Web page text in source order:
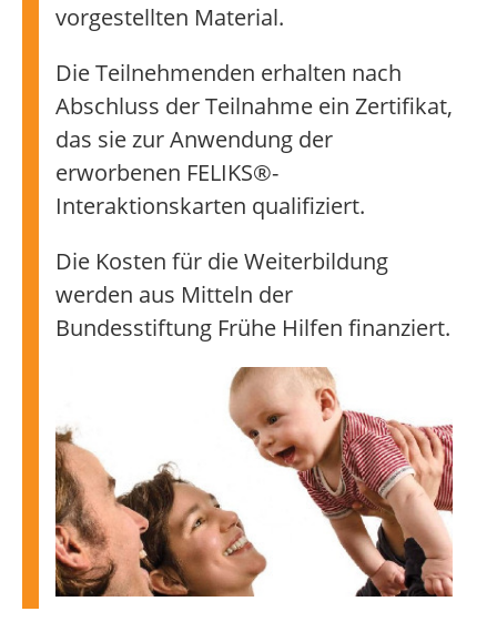
vorgestellten Material.
Die Teilnehmenden erhalten nach
Abschluss der Teilnahme ein Zertifikat,
das sie zur Anwendung der
erworbenen FELIKS®-
Interaktionskarten qualifiziert.
Die Kosten für die Weiterbildung
werden aus Mitteln der
Bundesstiftung Frühe Hilfen finanziert.